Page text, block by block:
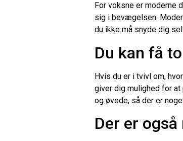
For voksne er
sig i bevægelsen.
du ikke må snyde dig
Du kan få
Hvis du er i tvivl om,
giver dig mulighed for
og øvede, så der er
Der er